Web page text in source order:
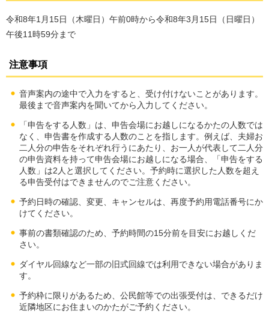
令和8年1月15日（木曜日）午前0時から令和8年3月15日（日曜日）
午後11時59分まで
注意事項
音声案内の途中で入力をすると、受け付けないことがあります。
最後まで音声案内を聞いてから入力してください。
「申告をする人数」は、申告会場にお越しになるかたの人数では
なく、申告書を作成する人数のことを指します。例えば、夫婦お
二人分の申告をそれぞれ行うにあたり、お一人が代表して二人分
の申告資料を持って申告会場にお越しになる場合、「申告をする
人数」は2人と選択してください。予約時に選択した人数を超え
る申告受付はできませんのでご注意ください。
予約日時の確認、変更、キャンセルは、再度予約用電話番号にか
けてください。
事前の書類確認のため、予約時間の15分前を目安にお越しくだ
さい。
ダイヤル回線など一部の旧式回線では利用できない場合がありま
す。
予約枠に限りがあるため、公民館等での出張受付は、できるだけ
近隣地区にお住まいのかたがご予約ください。